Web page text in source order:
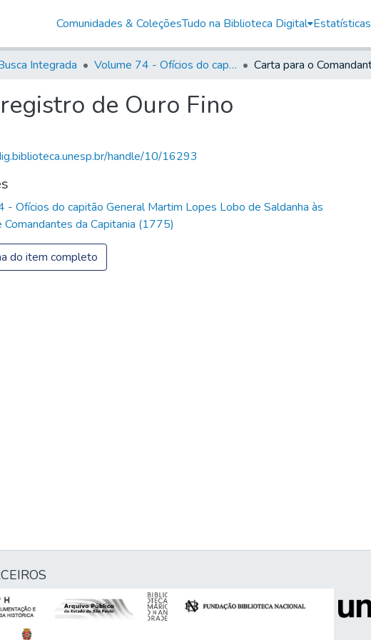
Comunidades & ColeçõesTudo na Biblioteca Digital Estatísticas
Integrada Volume 74 - Ofícios do capitão General Martim Lopes Lobo de Saldanha às Câmaras e Comandantes da Capitania (1775)
de Ouro Fino
handle/10/16293
- Ofícios do capitão General Martim Lopes Lobo de Saldanha às
Comandantes da Capitania (1775)
do item completo